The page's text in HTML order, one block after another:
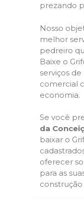
prezando
Nosso
melhor
pedreiro
Baixe o
serviços
comercial
economia.
Se você
da
baixar o
oferecer
para as